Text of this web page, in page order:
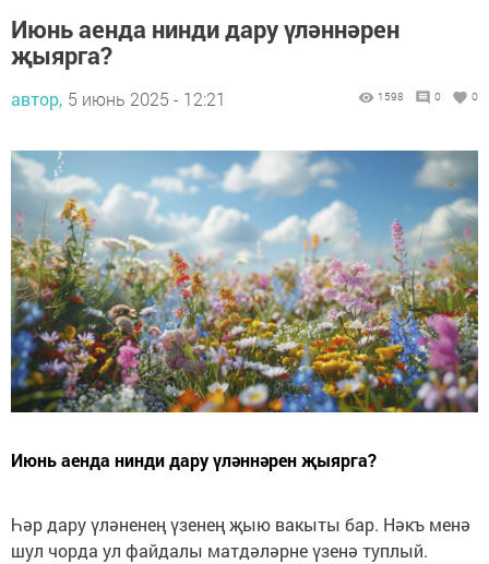
Июнь аенда нинди дару үләннәрен
җыярга?
автор, 5 июнь 2025 - 12:21 1598 0 0
Июнь аенда нинди дару үләннәрен җыярга?
Һәр дару үләненең үзенең җыю вакыты бар. Нәкъ менә
шул чорда ул файдалы матдәләрне үзенә туплый.